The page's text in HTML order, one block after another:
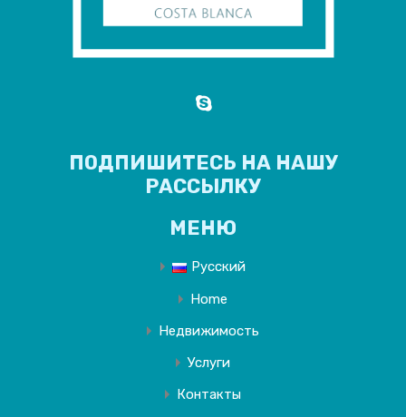
ПОДПИШИТЕСЬ НА НАШУ
РАССЫЛКУ
МЕНЮ
Русский
Home
Недвижимость
Услуги
Контакты